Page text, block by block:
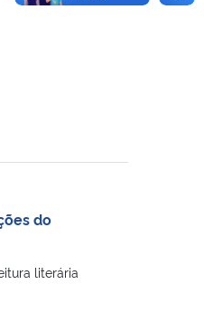
do
literária